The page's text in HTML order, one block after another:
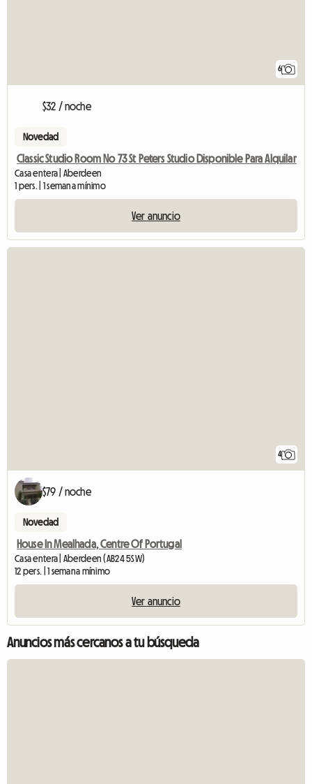
6
$32 / noche
Novedad
Classic Studio Room No 73 St Peters Studio Disponible Para Alquilar
Casa entera | Aberdeen
1 pers. | 1 semana mínimo
Ver anuncio
4
$79 / noche
Novedad
House In Mealhada, Centre Of Portugal
Casa entera | Aberdeen (AB24 5SW)
12 pers. | 1 semana mínimo
Ver anuncio
Anuncios más cercanos a tu búsqueda